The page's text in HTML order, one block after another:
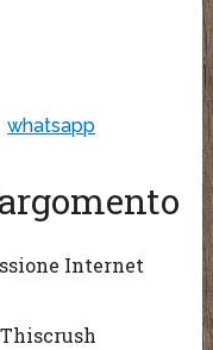
whatsapp
Internet